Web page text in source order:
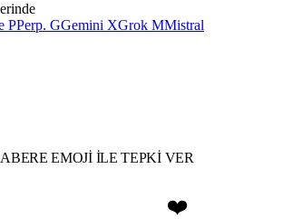
PPerp. GGemini XGrok MMistral
EMOJI ILE TEPKI VER
❤️